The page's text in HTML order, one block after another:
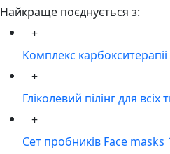
Найкраще поєднується з:
+
Комплекс
+
Гліколевий пілінг для
+
Сет пробників Face